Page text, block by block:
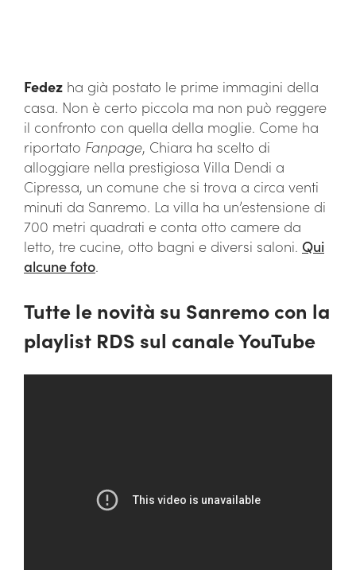
Fedez ha già postato le prime immagini della
casa. Non è certo piccola ma non può reggere
il confronto con quella della moglie. Come ha
riportato Fanpage, Chiara ha scelto di
alloggiare nella prestigiosa Villa Dendi a
Cipressa, un comune che si trova a circa venti
minuti da Sanremo. La villa ha un’estensione di
700 metri quadrati e conta otto camere da
letto, tre cucine, otto bagni e diversi saloni. Qui
alcune foto.
Tutte le novità su Sanremo con la
playlist RDS sul canale YouTube